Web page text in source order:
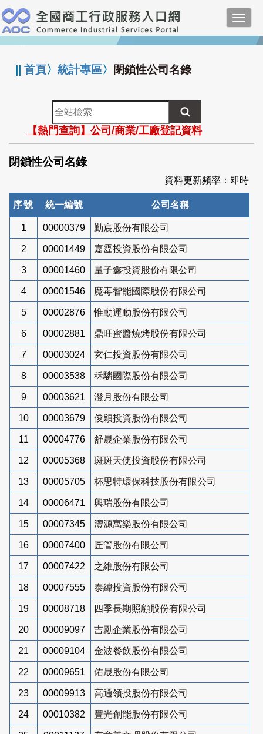
跳
到
主
要
:::
||首頁〉統計專區〉 閉鎖性公司名錄
全
站
檢
索
【熱門查詢】公司/商業/工廠登記資料
閉鎖性公司名錄
資料更新頻率：即時
序號 統一編號 公司名稱
1 00000379 勤宸股份有限公司
2 00001449 嘉霆投資股份有限公司
3 00001460 量子鑫投資股份有限公司
4 00001546 魔毒智能國際股份有限公司
5 00002876 惟動運動股份有限公司
6 00002881 鼎旺蜜醬燒烤股份有限公司
7 00003024 玄仁投資股份有限公司
8 00003538 秝驎國際股份有限公司
9 00003621 澄月股份有限公司
10 00003679 俊穎投資股份有限公司
11 00004776 舒晟企業股份有限公司
12 00005368 斑斑天使投資股份有限公司
13 00005705 杯思特環保科技股份有限公司
14 00006471 興瑞股份有限公司
15 00007345 灃源寓樂股份有限公司
16 00007400 匠管股份有限公司
17 00007422 之維股份有限公司
18 00007555 泰緯投資股份有限公司
19 00008718 四季長期照顧股份有限公司
20 00009097 吉勵企業股份有限公司
21 00009104 金波餐飲股份有限公司
22 00009651 佑晟股份有限公司
23 00009913 高通領投股份有限公司
24 00010382 豐光創能股份有限公司